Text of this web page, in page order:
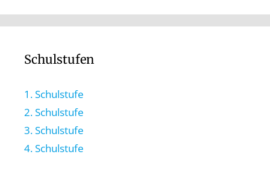
Schulstufen
1. Schulstufe
2. Schulstufe
3. Schulstufe
4. Schulstufe